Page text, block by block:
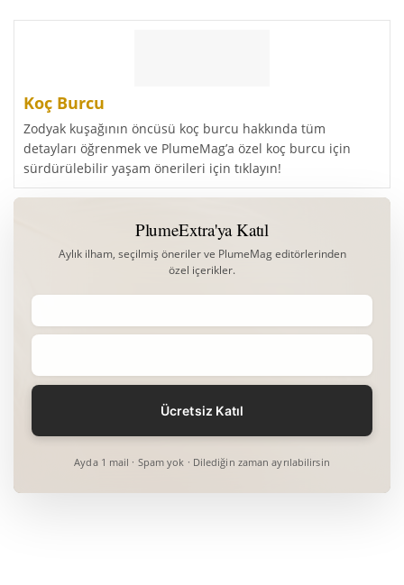
Koç Burcu
Zodyak kuşağının öncüsü koç burcu hakkında tüm
detayları öğrenmek ve PlumeMag’a özel koç burcu için
sürdürülebilir yaşam önerileri için tıklayın!
PlumeExtra'ya Katıl
Aylık ilham, seçilmiş öneriler ve PlumeMag editörlerinden
özel içerikler.
Ayda 1 mail · Spam yok · Dilediğin zaman ayrılabilirsin